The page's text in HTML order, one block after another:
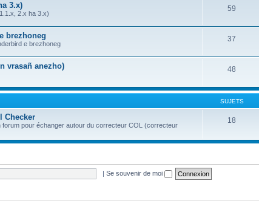
3.x)
2.x ha 3.x)
59
brezhoneg
e brezhoneg
37
vrasañ anezho) 48
SUJETS
Checker
pour échanger autour du correcteur COL (correcteur
18
| Se souvenir de moi